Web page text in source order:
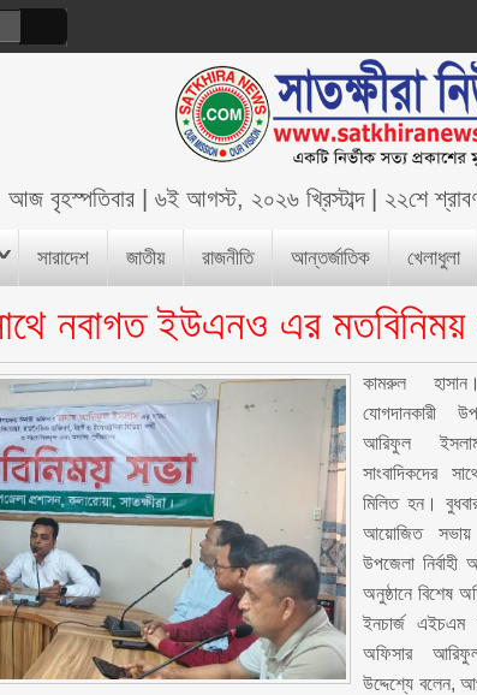
আজ বৃহস্পতিবার| ৬ই আগস্ট, ২০২৬ খ্রিস্টাব্দ| ২২শে
সারাদেশ জাতীয় রাজনীতি আন্তর্জাতিক খেলাধুলা
নবাগত ইউএনও এর
কামরুল
যোগদানকারী
আরিফুল
সাংবাদিকদের
মিলিত হন।
আয়োজিত সভায়
উপজেলা
অনুষ্ঠানে বিশেষ
ইনচার্জ এইচএম
অফিসার
উদ্দেশ্যে বলেন,